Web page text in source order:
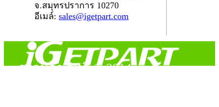
จ.สมุทรปราการ 10270
อีเมล์: sales@igetpart.com
สงวนลิขสิทธิ์ © 2014